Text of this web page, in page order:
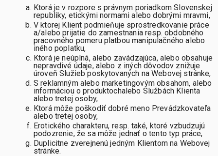
Ktorá je v rozpore s právnym poriadkom Slovenskej
republiky, etickými normami alebo dobrými mravmi,
V ktorej Klient podmieňuje sprostredkovanie práce
a/alebo prijatie do zamestnania resp. obdobného
pracovného pomeru platbou manipulačného alebo
iného poplatku,
Ktorá je neúplná, alebo zavádzajúca, alebo obsahuje
nepravdivé údaje, alebo z iných dôvodov znižuje
úroveň Služieb poskytovaných na Webovej stránke,
S reklamným alebo marketingovým obsahom, alebo
informáciou o produktochalebo Službách Klienta
alebo tretej osoby,
Ktorá môže poškodiť dobré meno Prevádzkovateľa
alebo tretej osoby,
Erotického charakteru, resp. také, ktoré vzbudzujú
podozrenie, že sa môže jednať o tento typ práce,
Duplicitne zverejnenú jedným Klientom na Webovej
stránke.